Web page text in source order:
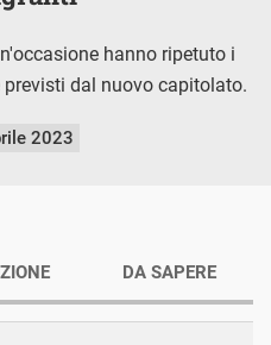
hanno ripetuto i
dal nuovo capitolato.
2023
DA SAPERE